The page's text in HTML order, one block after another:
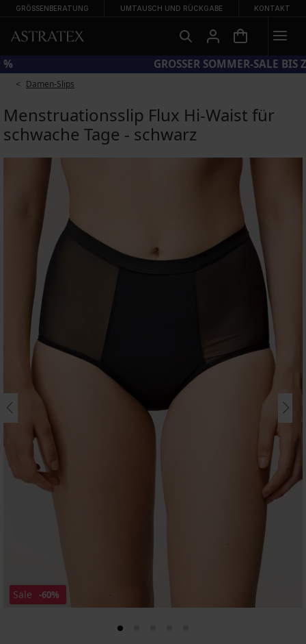
GRÖSSENBERATUNG UMTAUSCH UND RÜCKGABE KONTAKT
CODE BRA20 = BHs −20 %
Damen-Slips
Menstruationsslip Flux Hi-Waist für
schwache Tage - schwarz
Sale -60%